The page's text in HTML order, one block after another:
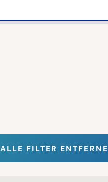
ALLE FILTER